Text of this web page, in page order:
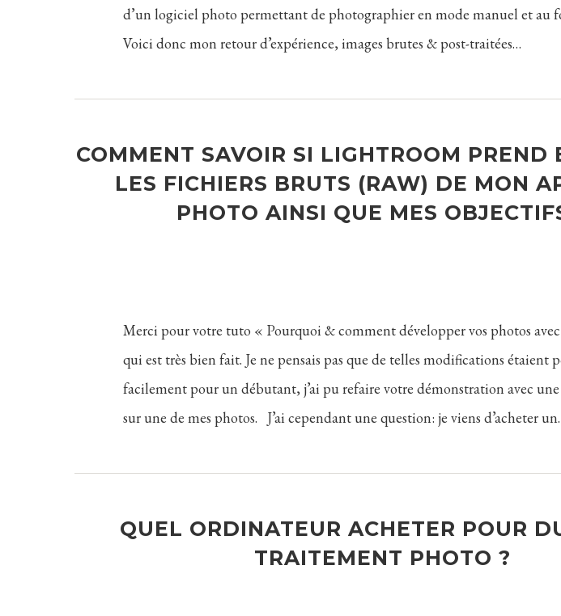
d’un logiciel photo permettant de photographier en mode manuel et au
Voici donc mon retour d’expérience, images brutes & post-traitées…
COMMENT SAVOIR SI LIGHTROOM PREND
LES FICHIERS BRUTS (RAW) DE MON
PHOTO AINSI QUE MES
Merci pour votre tuto « Pourquoi & comment développer vos photos
qui est très bien fait. Je ne pensais pas que de telles modifications étaient
facilement pour un débutant, j’ai pu refaire votre démonstration avec une
sur une de mes photos. J’ai cependant une question: je viens d’acheter
QUEL ORDINATEUR ACHETER POUR
TRAITEMENT PHOTO ?